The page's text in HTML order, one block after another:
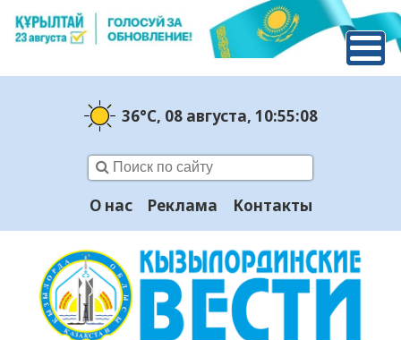
36°C, 08 августа, 10:55:08
О нас Реклама Контакты